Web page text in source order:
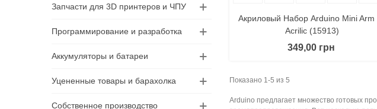
Запчасти для 3D принтеров и ЧПУ
Программирование и разработка
Аккумуляторы и батареи
Уцененные товары и барахолка
Собственное производство
Акриловый Набор Arduino Mini Arm
Acrilic (15913)
349,00 грн
Показано 1-5 из 5
Arduino предлагает множество готовых